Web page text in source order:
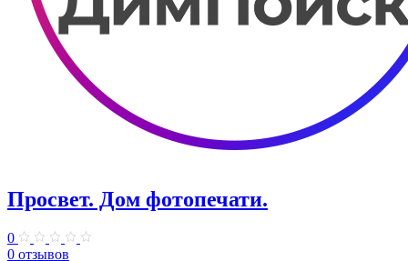
Просвет. Дом фотопечати.
0
0 отзывов